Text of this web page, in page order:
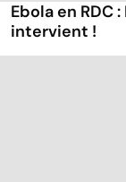
Ebola en RDC
intervient !